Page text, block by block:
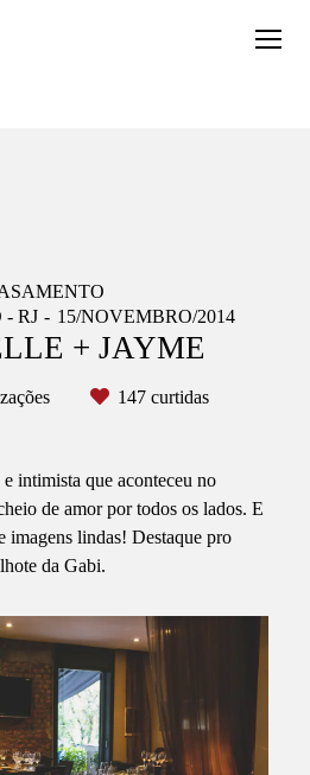
- RJ
15/NOVEMBRO/2014
+ JAYME
147 curtidas
intimista que aconteceu no
de amor por todos os lados. E
imagens lindas! Destaque pro
da Gabi.